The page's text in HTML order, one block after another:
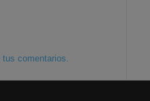
comentarios.